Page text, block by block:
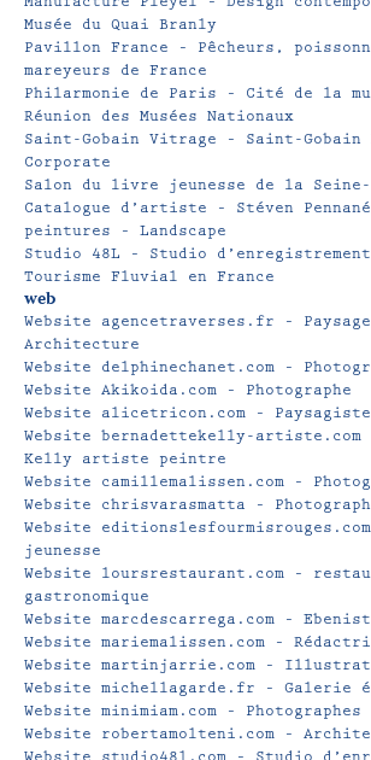
Musée du Quai Branly
Pavillon France – Pêcheurs,
mareyeurs de France
Philarmonie de Paris – Cité de la
Réunion des Musées Nationaux
Saint-Gobain Vitrage – Saint-Gobain
Corporate
Salon du livre jeunesse de la Seine-
Catalogue d’artiste – Stéven
peintures – Landscape
Studio 48L – Studio
Tourisme Fluvial en France
web
Website agencetraverses.fr – Paysage
Architecture
Website delphinechanet.com –
Website Akikoida.com – Photographe
Website alicetricon.com – Paysagiste
Website bernadettekelly-artiste.com
Kelly artiste peintre
Website camillemalissen.com –
Website chrisvarasmatta –
Website
jeunesse
Website loursrestaurant.com –
gastronomique
Website marcdescarrega.com –
Website mariemalissen.com –
Website martinjarrie.com –
Website michellagarde.fr – Galerie
Website minimiam.com – Photographes
Website robertamolteni.com –